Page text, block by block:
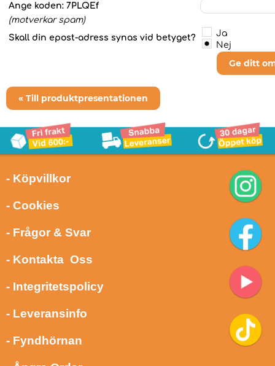
Ange koden: 7PLQEf
(motverkar spam)
Skall din epost-adress synas vid betyget?
Ja
Nej
Ge ditt
« Till produktpresentationen
- Köpvillkor
- Cookies
- Frågor & Svar
- Kontakta Oss
- Integritetspolicy
- Leveransinfo
- Fyndhörnan